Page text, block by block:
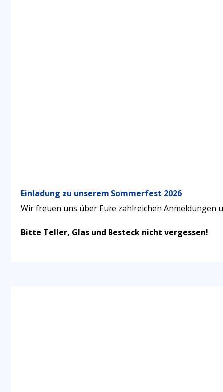
Einladung zu unserem Sommerfest 2026
Wir freuen uns über Eure zahlreichen Anmeldungen
Bitte Teller, Glas und Besteck nicht vergessen!